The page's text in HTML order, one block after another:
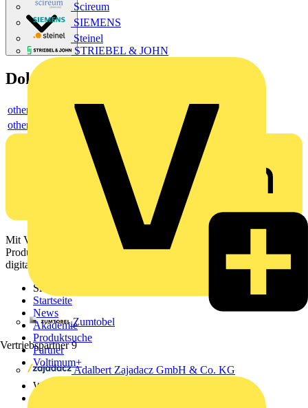
Scireum
SIEMENS
Steinel
STRIEBEL & JOHN
Zumtobel
Vertriebspartner 9
Adalbert Zajadacz GmbH & Co. KG
Dokumente
others
others
Mit Voltimum erhalten Elektrofachkräfte Zugang zu Branchennews,
Produktinformationen, Schulungen und Tools – alles auf einer
digitalen Plattform und Community.
Sitemap
Startseite
News
Akademie
Produktsuche
Partner
Voltimum+
Weitere Links